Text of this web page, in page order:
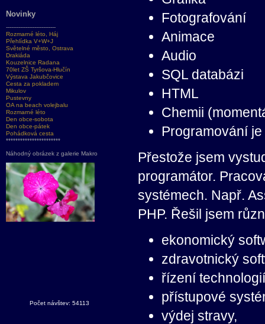
Novinky
----------------------------
Rozmarné léto, Háj
Přehlídka V+W+J
Světelné město, Ostrava
Drakiáda
Kouzelnice Radana
70let ZŠ Tyršova-Hlučín
Výstava Jakubčovice
Cesta za pokladem
Mikulov
Pustevny
OA na beach volejbalu
Rozmarné léto
Den obce-sobota
Den obce-pátek
Pohádková cesta
***********************
Náhodný obrázek z galerie Makro
Počet návštev: 54113
Fotografování
Animace
Audio
SQL databázi
HTML
Chemii
Programování
Přestože jsem
programátor.
systémech. Např.
PHP. Řešil jsem
ekonomický
zdravotnický
řízení
přístupové
výdej stravy,